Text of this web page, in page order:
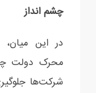
چشم انداز
در این میان،
محرک دولت
شرکت‌ها